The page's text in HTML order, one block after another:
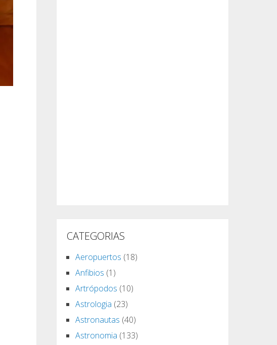
CATEGORIAS
Aeropuertos (18)
Anfibios (1)
Artrópodos (10)
Astrologia (23)
Astronautas (40)
Astronomia (133)